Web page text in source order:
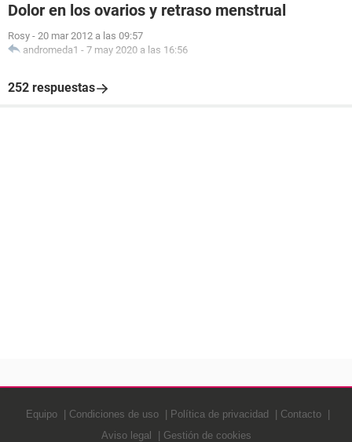
Dolor en los ovarios y retraso menstrual
Rosy - 20 mar 2012 a las 09:57
andromeda1 - 7 may 2020 a las 16:56
252 respuestas
Equipo Condiciones de uso Política de privacidad
Contacto
Aviso legal
Gestión de cookies